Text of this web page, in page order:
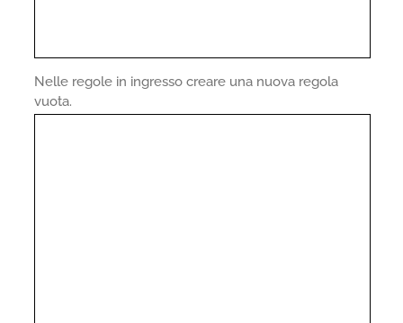
Nelle regole in ingresso creare una nuova regola
vuota.